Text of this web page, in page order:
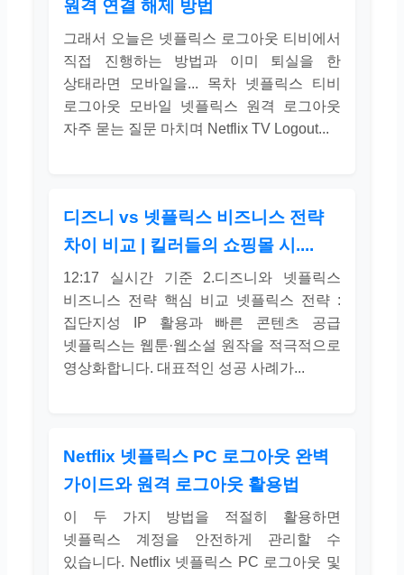
원격 연결 해제 방법
그래서 오늘은 넷플릭스 로그아웃 티비에서
직접 진행하는 방법과 이미 퇴실을 한
상태라면 모바일을... 목차 넷플릭스 티비
로그아웃 모바일 넷플릭스 원격 로그아웃
자주 묻는 질문 마치며 Netflix TV Logout...
디즈니 vs 넷플릭스 비즈니스 전략
차이 비교 | 킬러들의 쇼핑몰 시....
12:17 실시간 기준 2.디즈니와 넷플릭스
비즈니스 전략 핵심 비교 넷플릭스 전략 :
집단지성 IP 활용과 빠른 콘텐츠 공급
넷플릭스는 웹툰·웹소설 원작을 적극적으로
영상화합니다. 대표적인 성공 사례가...
Netflix 넷플릭스 PC 로그아웃 완벽
가이드와 원격 로그아웃 활용법
이 두 가지 방법을 적절히 활용하면
넷플릭스 계정을 안전하게 관리할 수
있습니다. Netflix 넷플릭스 PC 로그아웃 및